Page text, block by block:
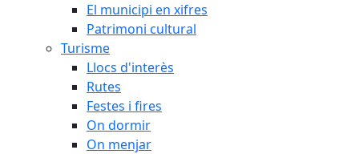
El municipi en xifres
Patrimoni cultural
Turisme
Llocs d'interès
Rutes
Festes i fires
On dormir
On menjar